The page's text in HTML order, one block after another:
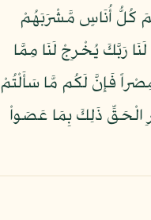
كُلُّ أُنَاسٍ مَّشْرَبَهُمْ
وَاحِدٍ فَادْعُ لَنَا رَبَّكَ يُخْرِجْ لَنَا مِمَّا
فَإِنَّ لَكُم مَّا سَأَلْتُمْ
الْحَقِّ ذَلِكَ بِمَا عَصَواْ